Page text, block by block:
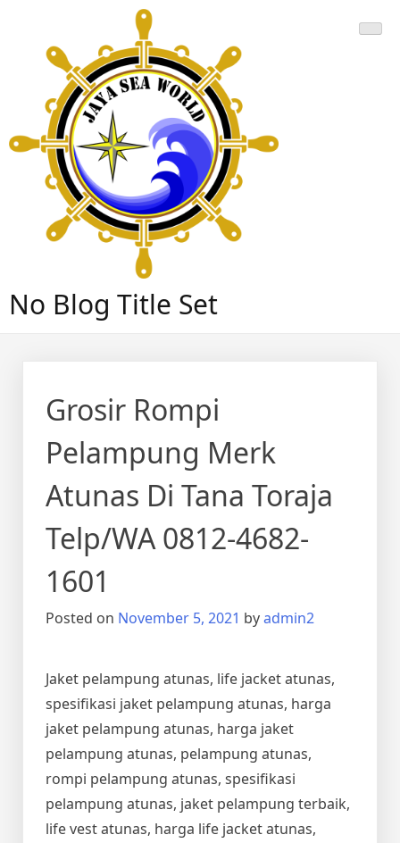
content
No Blog Title Set
Grosir Rompi
Pelampung Merk
Atunas Di Tana Toraja
Telp/WA 0812-4682-
1601
Posted on November 5, 2021 byadmin2
Jaket pelampung atunas, life jacket atunas,
spesifikasi jaket pelampung atunas, harga
jaket pelampung atunas, harga jaket
pelampung atunas, pelampung atunas,
rompi pelampung atunas, spesifikasi
pelampung atunas, jaket pelampung terbaik,
life vest atunas, harga life jacket atunas,